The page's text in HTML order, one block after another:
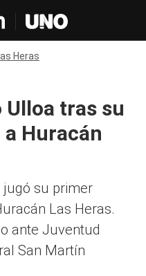
Heras
Ulloa tras su
Huracán
jugó su primer
Las Heras.
ante Juventud
San Martín